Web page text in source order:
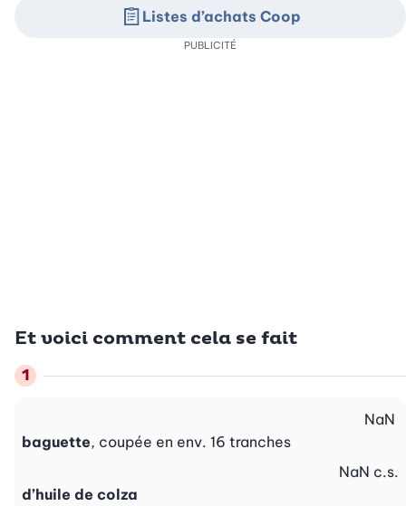
Et voici comment cela se fait
baguette, coupée en env. 16 tranches
NaN
d’huile de colza
NaN c.s.
Listes d’achats Coop
PUBLICITÉ